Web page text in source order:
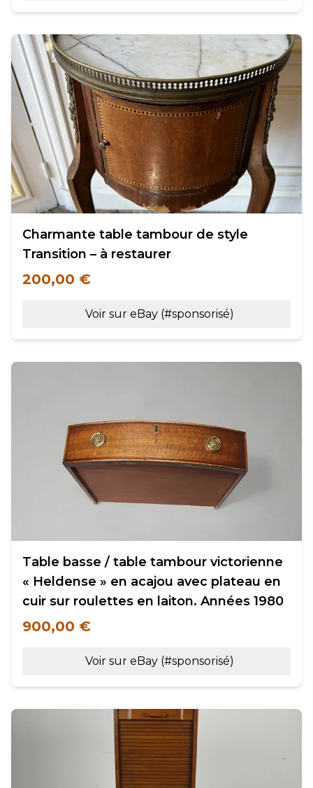
Charmante table tambour de style
Transition – à restaurer
200,00 €
Voir sur eBay (#sponsorisé)
Table basse / table tambour victorienne
« Heldense » en acajou avec plateau en
cuir sur roulettes en laiton. Années 1980
900,00 €
Voir sur eBay (#sponsorisé)